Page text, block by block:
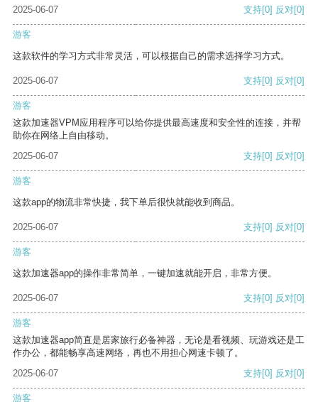
2025-06-07 支持[0] 反对[0]
游客
这款软件的学习方式非常灵活，可以根据自己的需求选择学习方式。
2025-06-07 支持[0] 反对[0]
游客
这款加速器VPM应用程序可以给你提供最高速度和安全性的连接，并帮
助你在网络上自由移动。
2025-06-07
支持[0] 反对[0]
游客
这款app的物流非常快捷，我下单后很快就能收到商品。
2025-06-07 支持[0] 反对[0]
游客
这款加速器app的操作非常简单，一键加速就能开启，非常方便。
2025-06-07 支持[0] 反对[0]
游客
这款加速器app简直是居家旅行必备神器，无论是看视频、玩游戏还是工
作办公，都能畅享高速网络，再也不用担心网速卡顿了。
2025-06-07
支持[0] 反对[0]
游客